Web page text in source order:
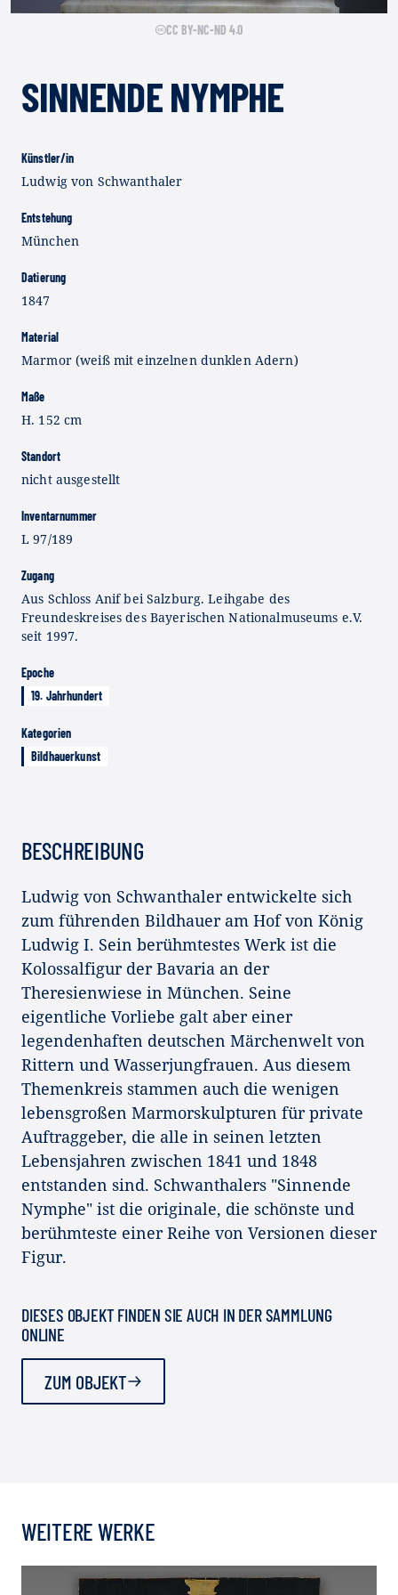
CC BY-NC-ND 4.0
SINNENDE NYMPHE
Künstler/in
Ludwig von Schwanthaler
Entstehung
München
Datierung
1847
Material
Marmor (weiß mit einzelnen dunklen Adern)
Maße
H. 152 cm
Standort
nicht ausgestellt
Inventarnummer
L 97/189
Zugang
Aus Schloss Anif bei Salzburg. Leihgabe des
Freundeskreises des Bayerischen Nationalmuseums e.V.
seit 1997.
Epoche
19. Jahrhundert
Kategorien
Bildhauerkunst
BESCHREIBUNG
Ludwig von Schwanthaler entwickelte sich
zum führenden Bildhauer am Hof von König
Ludwig I. Sein berühmtestes Werk ist die
Kolossalfigur der Bavaria an der
Theresienwiese in München. Seine
eigentliche Vorliebe galt aber einer
legendenhaften deutschen Märchenwelt von
Rittern und Wasserjungfrauen. Aus diesem
Themenkreis stammen auch die wenigen
lebensgroßen Marmorskulpturen für private
Auftraggeber, die alle in seinen letzten
Lebensjahren zwischen 1841 und 1848
entstanden sind. Schwanthalers "Sinnende
Nymphe" ist die originale, die schönste und
berühmteste einer Reihe von Versionen dieser
Figur.
DIESES OBJEKT FINDEN SIE AUCH IN DER SAMMLUNG
ONLINE
ZUM OBJEKT
WEITERE WERKE